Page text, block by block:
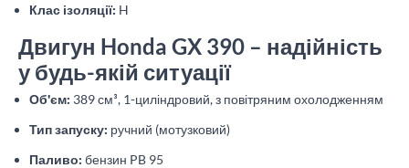
Клас ізоляції: H
Двигун Honda GX 390 – надійність
у будь-якій ситуації
Об'єм: 389 см³, 1-циліндровий, з повітряним охолодженням
Тип запуску: ручний (мотузковий)
Паливо: бензин PB 95